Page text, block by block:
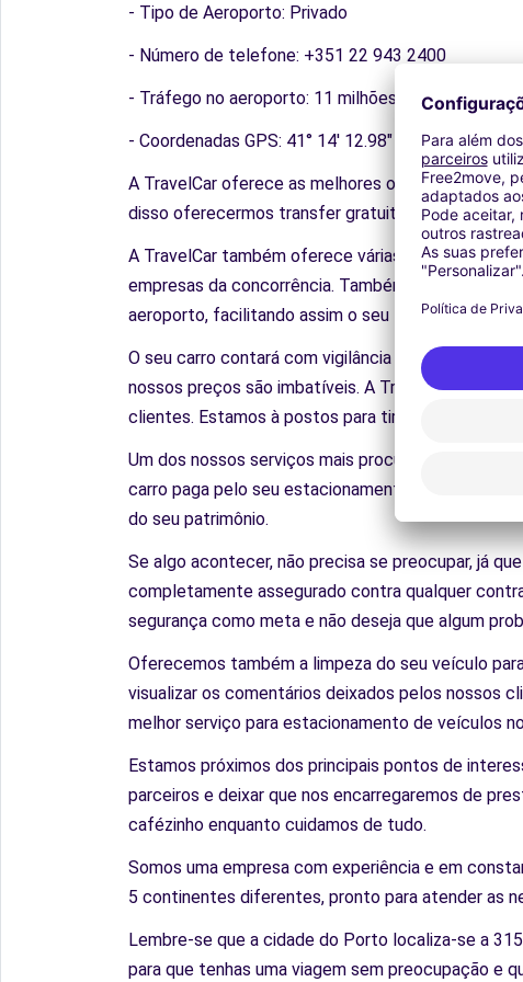
- Tipo de Aeroporto: Privado
- Número de telefone: +351 22 943 2400
- Tráfego no aeroporto: 11 milhões de passageiros
- Coordenadas GPS: 41° 14' 12.98" N 8° 40' 13" O
A TravelCar oferece as melhores opções para
disso oferecermos transfer gratuito entre o
A TravelCar também oferece várias opções de
empresas da concorrência. Também é possível
aeroporto, facilitando assim o seu translado entre
O seu carro contará com vigilância 24h, além de
nossos preços são imbatíveis. A TravelCar
clientes. Estamos à postos para tirar qualquer
Um dos nossos serviços mais procurados hoje em
carro paga pelo seu estacionamento. Com
do seu patrimônio.
Se algo acontecer, não precisa se preocupar, já
completamente assegurado contra qualquer
segurança como meta e não deseja que algum
Oferecemos também a limpeza do seu veículo
visualizar os comentários deixados pelos nossos
melhor serviço para estacionamento de veículos
Estamos próximos dos principais pontos de
parceiros e deixar que nos encarregaremos de
cafézinho enquanto cuidamos de tudo.
Somos uma empresa com experiência e em
5 continentes diferentes, pronto para atender as
Lembre-se que a cidade do Porto localiza-se a
para que tenhas uma viagem sem preocupação e